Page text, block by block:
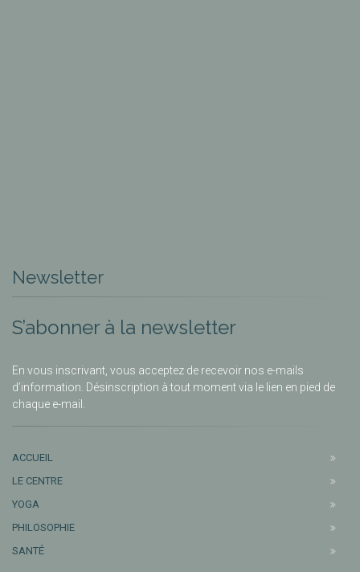
Newsletter
S’abonner à la newsletter
En vous inscrivant, vous acceptez de recevoir nos e-mails
d’information. Désinscription à tout moment via le lien en pied de
chaque e-mail.
ACCUEIL
LE CENTRE
YOGA
PHILOSOPHIE
SANTÉ